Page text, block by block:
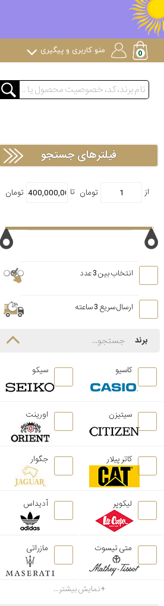
منو کاربری و پیگیری
فیلترهای جستجو
انتخاب بین 3 عدد
ارسال سریع 3 ساعته
برند
کاسیو سیکو
سیتیزن اورینت
کاتر پیلار جگوار
لیکوپر آدیداس
متی تیسوت مازراتی
نمایش بیشتر...